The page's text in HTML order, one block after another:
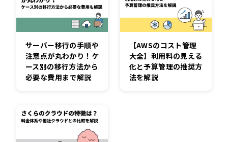
サーバー移行の手順や
注意点が丸わかり！ケ
ース別の移行方法から
必要な費用まで解説
【AWSのコスト管理
大全】利用料の見える
化と予算管理の推奨方
法を解説